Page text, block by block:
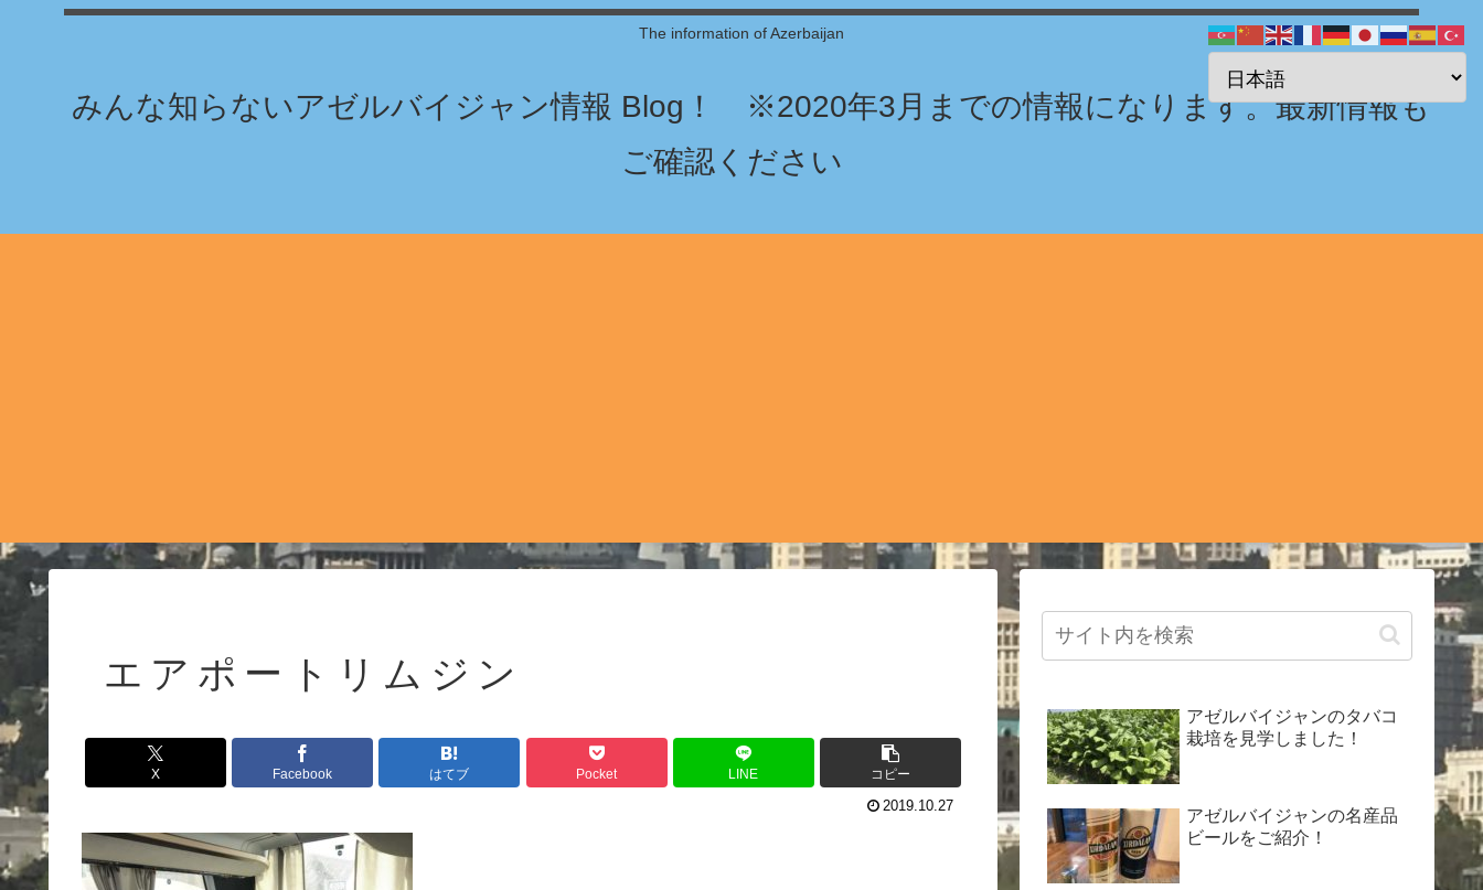
The information of Azerbaijan
みんな知らないアゼルバイジャン情報 Blog！ ※2020年3月までの情報になります。最新情報も
ご確認ください
エアポートリムジン
X Facebook はてブ Pocket LINE コピー
2019.10.27
アゼルバイジャンのタバコ
栽培を見学しました！
アゼルバイジャンの名産品
ビールをご紹介！